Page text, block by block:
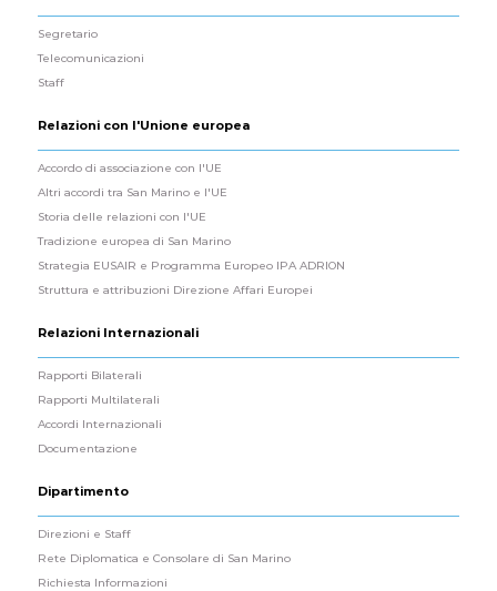
Segretario
Telecomunicazioni
Staff
Relazioni con l'Unione europea
Accordo di associazione con l'UE
Altri accordi tra San Marino e l'UE
Storia delle relazioni con l'UE
Tradizione europea di San Marino
Strategia EUSAIR e Programma Europeo IPA ADRION
Struttura e attribuzioni Direzione Affari Europei
Relazioni Internazionali
Rapporti Bilaterali
Rapporti Multilaterali
Accordi Internazionali
Documentazione
Dipartimento
Direzioni e Staff
Rete Diplomatica e Consolare di San Marino
Richiesta Informazioni